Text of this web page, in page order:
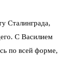
Сталинграда,
С Василием
по всей форме,